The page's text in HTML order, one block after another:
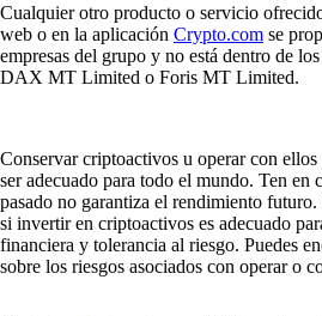
Cualquier otro producto o servicio
web o en la aplicación Crypto.com se
empresas del grupo y no está dentro de
DAX MT Limited o Foris MT Limited.
Conservar criptoactivos u operar con
ser adecuado para todo el mundo. Ten en
pasado no garantiza el rendimiento
si invertir en criptoactivos es adecuado
financiera y tolerancia al riesgo. Puedes
sobre los riesgos asociados con operar o